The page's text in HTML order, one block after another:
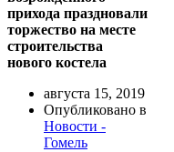
прихода праздновали
торжество на месте
строительства
нового костела
августа 15, 2019
Опубликовано в
Новости -
Гомель